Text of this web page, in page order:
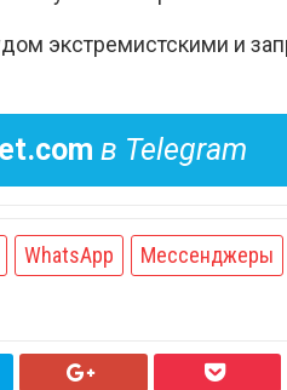
экстремистскими и
в Telegram
WhatsApp
Мессенджеры